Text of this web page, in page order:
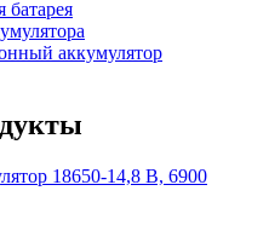
батарея
аккумулятор